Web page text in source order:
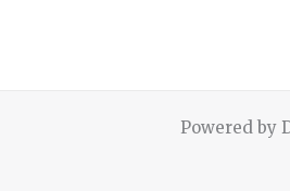
Powered by